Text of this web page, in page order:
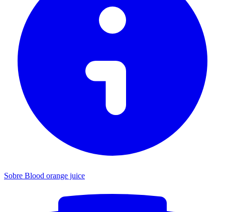
Sobre Blood orange juice